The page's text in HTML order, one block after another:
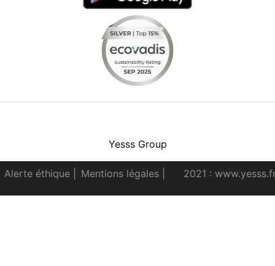
Yesss Group
Alerte éthique Mentions légales 2021 :